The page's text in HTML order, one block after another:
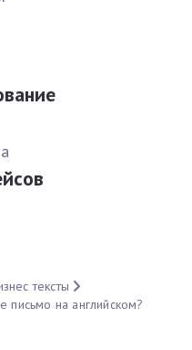
тексты
письмо на английском?